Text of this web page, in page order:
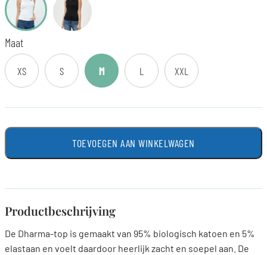
Maat
XS S M L XXL
TOEVOEGEN AAN WINKELWAGEN
Productbeschrijving
De Dharma-top is gemaakt van 95% biologisch katoen en 5%
elastaan en voelt daardoor heerlijk zacht en soepel aan. De